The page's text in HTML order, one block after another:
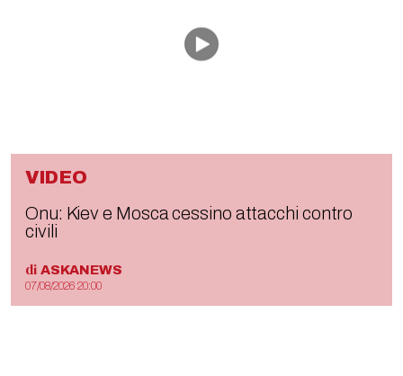
VIDEO
Onu: Kiev e Mosca cessino attacchi contro
civili
di ASKANEWS
07/08/2026 20:00